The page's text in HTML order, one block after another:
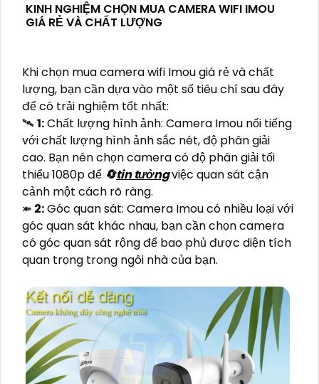
KINH NGHIỆM CHỌN MUA CAMERA WIFI IMOU
GIÁ RẺ VÀ CHẤT LƯỢNG
Khi chọn mua camera wifi Imou giá rẻ và chất
lượng, bạn cần dựa vào một số tiêu chí sau đây
để có trải nghiệm tốt nhất:
🛰 1:Chất lượng hình ảnh: Camera Imou nổi tiếng
với chất lượng hình ảnh sắc nét, độ phân giải
cao. Bạn nên chọn camera có độ phân giải tối
thiểu 1080p để 🔄tin tưởngviệc quan sát cận
cảnh một cách rõ ràng.
⤘ 2:Góc quan sát: Camera Imou có nhiều loại với
góc quan sát khác nhau, bạn cần chọn camera
có góc quan sát rộng để bao phủ được diện tích
quan trọng trong ngôi nhà của bạn.